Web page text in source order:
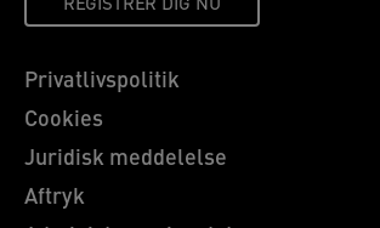
REGISTRER DIG NU
Privatlivspolitik
Cookies
Juridisk meddelelse
Aftryk